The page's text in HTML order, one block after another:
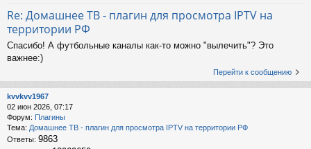
Re: Домашнее ТВ - плагин для просмотра IPTV на
территории РФ
Спасибо! А футбольные каналы как-то можно "вылечить"? Это
важнее:)
Перейти к сообщению
kvvkvv1967
02 июн 2026, 07:17
Форум: Плагины
Тема: Домашнее ТВ - плагин для просмотра IPTV на территории РФ
Ответы: 9863